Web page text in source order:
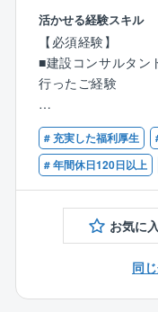
そこにしかない「
「人」が共感する
す。
expaceは、空間を
をカタチにし、人
ます。
【同募集のポイン
★社内の様々な部
★同部署は全国で
ア入社の方も多く
メントポジション
2)長寿命化計画等
化検討
3)インフラ情報の
検討
【特徴】
インフラ施設全般
造物、法面・斜面
ーム関連施設など
断業務、情報管理
化維持修繕計画業
策に向けた業務を
■同社では、働き方
活かせる経験スキル
【必須経験】
■建設コンサルタン
行ったご経験
【必須資格】※下記
■技術士（建設部門
■RCCM（道路、ト
建設情報）
■1級土木施工管理
■コンクリート診断
■一級構造物診断士
■鋼構造物診断士
# 充実した福利厚生
# 年間休日120日以上
お気に
同